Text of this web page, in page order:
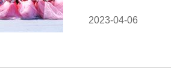
2023-04-06